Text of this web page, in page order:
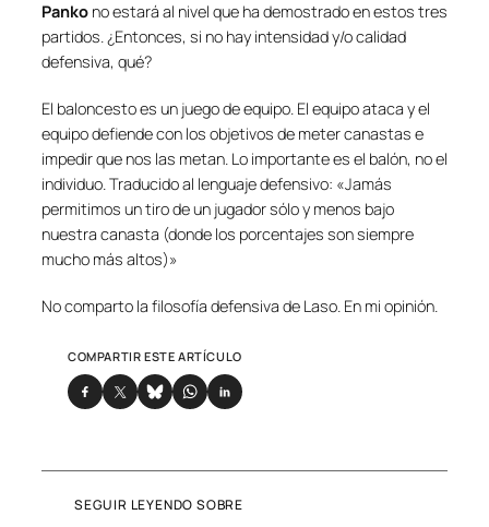
Panko no estará al nivel que ha demostrado en estos tres
partidos. ¿Entonces, si no hay intensidad y/o calidad
defensiva, qué?
El baloncesto es un juego de equipo. El equipo ataca y el
equipo defiende con los objetivos de meter canastas e
impedir que nos las metan. Lo importante es el balón, no el
individuo. Traducido al lenguaje defensivo: «Jamás
permitimos un tiro de un jugador sólo y menos bajo
nuestra canasta (donde los porcentajes son siempre
mucho más altos)»
No comparto la filosofía defensiva de Laso. En mi opinión.
COMPARTIR ESTE ARTÍCULO
SEGUIR LEYENDO SOBRE